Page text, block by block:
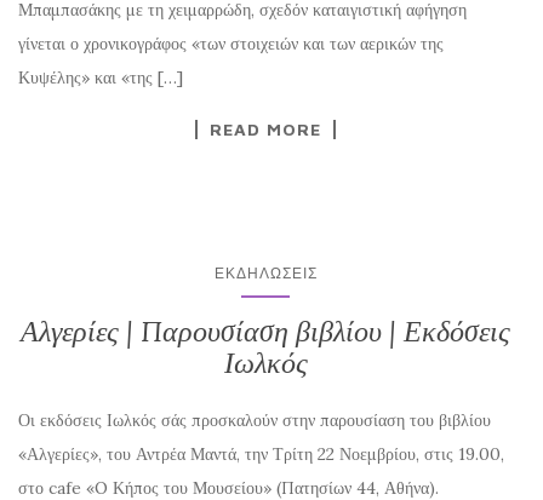
Μπαμπασάκης με τη χειμαρρώδη, σχεδόν καταιγιστική αφήγηση
γίνεται ο χρονικογράφος «των στοιχειών και των αερικών της
Κυψέλης» και «της […]
READ MORE
ΕΚΔΗΛΏΣΕΙΣ
Αλγερίες | Παρουσίαση βιβλίου | Εκδόσεις
Ιωλκός
Οι εκδόσεις Ιωλκός σάς προσκαλούν στην παρουσίαση του βιβλίου
«Αλγερίες», του Αντρέα Μαντά, την Τρίτη 22 Νοεμβρίου, στις 19.00,
στο cafe «O Κήπος του Μουσείου» (Πατησίων 44, Αθήνα).